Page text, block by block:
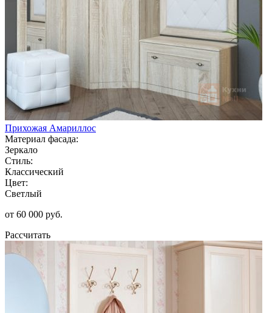
Прихожая Амариллос
Материал фасада:
Зеркало
Стиль:
Классический
Цвет:
Светлый
от 60 000 руб.
Рассчитать